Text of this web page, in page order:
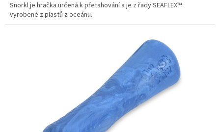
Snorkl je hračka určená k přetahování a je z řady SEAFLEX™
vyrobené z plastů z oceánu.